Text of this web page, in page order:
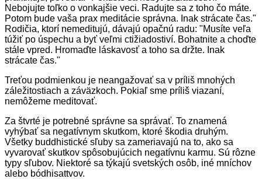
Nebojujte toľko o vonkajšie veci. Radujte sa z toho čo máte.
Potom bude vaša prax meditácie správna. Inak strácate čas."
Rodičia, ktorí nemeditujú, dávajú opačnú radu: "Musíte veľa
túžiť po úspechu a byť veľmi ctižiadostiví. Bohatnite a choďte
stále vpred. Hromaďte láskavosť a toho sa držte. Inak
strácate čas."
Treťou podmienkou je neangažovať sa v príliš mnohých
záležitostiach a záväzkoch. Pokiaľ sme príliš viazaní,
nemôžeme meditovať.
Za štvrté je potrebné správne sa správať. To znamená
vyhýbať sa negatívnym skutkom, ktoré škodia druhým.
Všetky buddhistické sľuby sa zameriavajú na to, ako sa
vyvarovať skutkov spôsobujúcich negatívnu karmu. Sú rôzne
typy sľubov. Niektoré sa týkajú svetských osôb, iné mníchov
alebo bódhisattvov.